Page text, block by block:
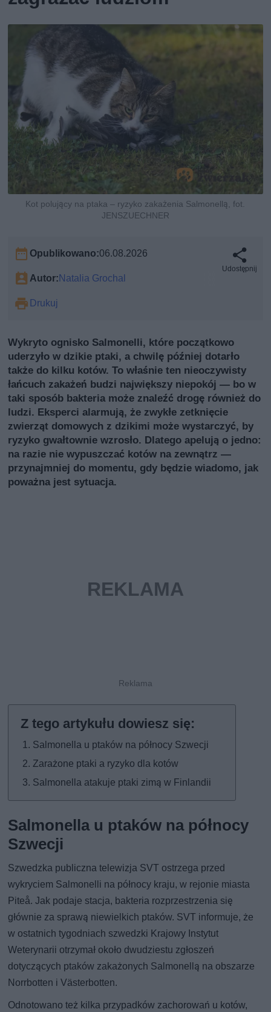
Kot polujący na ptaka – ryzyko zakażenia Salmonellą, fot.
JENSZUECHNER
Opublikowano:06.08.2026
Autor: Natalia Grochal
Drukuj
Udostępnij
Wykryto ognisko Salmonelli, które początkowo
uderzyło w dzikie ptaki, a chwilę później dotarło
także do kilku kotów. To właśnie ten nieoczywisty
łańcuch zakażeń budzi największy niepokój — bo w
taki sposób bakteria może znaleźć drogę również do
ludzi. Eksperci alarmują, że zwykłe zetknięcie
zwierząt domowych z dzikimi może wystarczyć, by
ryzyko gwałtownie wzrosło. Dlatego apelują o jedno:
na razie nie wypuszczać kotów na zewnątrz —
przynajmniej do momentu, gdy będzie wiadomo, jak
poważna jest sytuacja.
Salmonella u ptaków na północy Szwecji
Zarażone ptaki a ryzyko dla kotów
Salmonella atakuje ptaki zimą w Finlandii
Salmonella u ptaków na północy
Szwecji
Szwedzka publiczna telewizja SVT ostrzega przed
wykryciem Salmonelli na północy kraju, w rejonie miasta
Piteå. Jak podaje stacja, bakteria rozprzestrzenia się
głównie za sprawą niewielkich ptaków. SVT informuje, że
w ostatnich tygodniach szwedzki Krajowy Instytut
Weterynarii otrzymał około dwudziestu zgłoszeń
dotyczących ptaków zakażonych Salmonellą na obszarze
Norrbotten i Västerbotten.
Odnotowano też kilka przypadków zachorowań u kotów,